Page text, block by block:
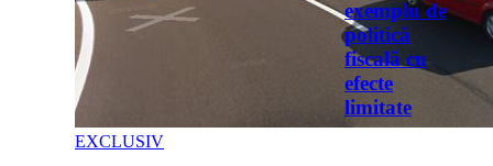
EXCLUSIV
exemplu de
politică
fiscală cu
efecte
limitate